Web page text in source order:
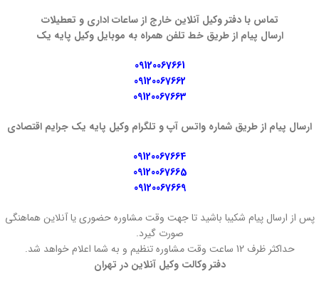
تماس با دفتر وکیل آنلاین خارج از ساعات اداری و تعطیلات
ارسال پیام از طریق خط تلفن همراه به موبایل وکیل پایه یک
09120067661
09120067662
09120067663
ارسال پیام از طریق شماره واتس آپ و تلگرام وکیل پایه یک جرایم اقتصادی
09120067664
09120067665
09120067669
پس از ارسال پیام شکیبا باشید تا جهت وقت مشاوره حضوری یا آنلاین هماهنگی
صورت گیرد.
حداکثر ظرف 12 ساعت وقت مشاوره تنظیم و به شما اعلام خواهد شد.
دفتر وکالت وکیل آنلاین در تهران